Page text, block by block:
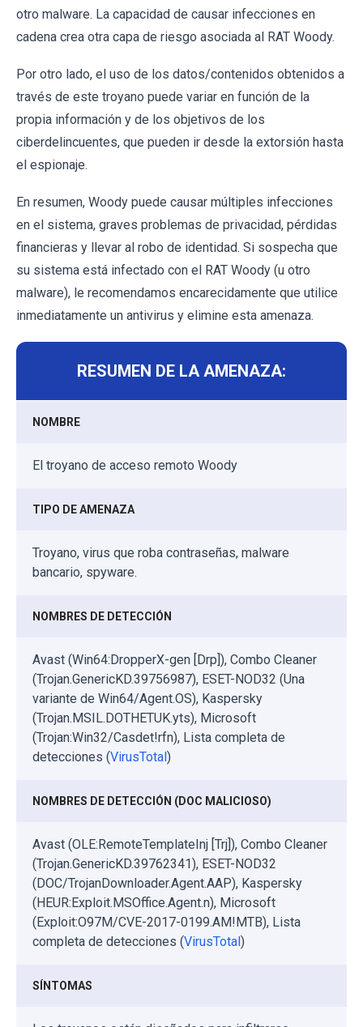
otro malware. La capacidad de causar infecciones en
cadena crea otra capa de riesgo asociada al RAT Woody.
Por otro lado, el uso de los datos/contenidos obtenidos a
través de este troyano puede variar en función de la
propia información y de los objetivos de los
ciberdelincuentes, que pueden ir desde la extorsión hasta
el espionaje.
En resumen, Woody puede causar múltiples infecciones
en el sistema, graves problemas de privacidad, pérdidas
financieras y llevar al robo de identidad. Si sospecha que
su sistema está infectado con el RAT Woody (u otro
malware), le recomendamos encarecidamente que utilice
inmediatamente un antivirus y elimine esta amenaza.
RESUMEN DE LA AMENAZA:
NOMBRE
El troyano de acceso remoto Woody
TIPO DE AMENAZA
Troyano, virus que roba contraseñas, malware
bancario, spyware.
NOMBRES DE DETECCIÓN
Avast (Win64:DropperX-gen [Drp]), Combo Cleaner
(Trojan.GenericKD.39756987), ESET-NOD32 (Una
variante de Win64/Agent.OS), Kaspersky
(Trojan.MSIL.DOTHETUK.yts), Microsoft
(Trojan:Win32/Casdet!rfn), Lista completa de
detecciones (VirusTotal)
NOMBRES DE DETECCIÓN (DOC MALICIOSO)
Avast (OLE:RemoteTemplateInj [Trj]), Combo Cleaner
(Trojan.GenericKD.39762341), ESET-NOD32
(DOC/TrojanDownloader.Agent.AAP), Kaspersky
(HEUR:Exploit.MSOffice.Agent.n), Microsoft
(Exploit:O97M/CVE-2017-0199.AM!MTB), Lista
completa de detecciones (VirusTotal)
SÍNTOMAS